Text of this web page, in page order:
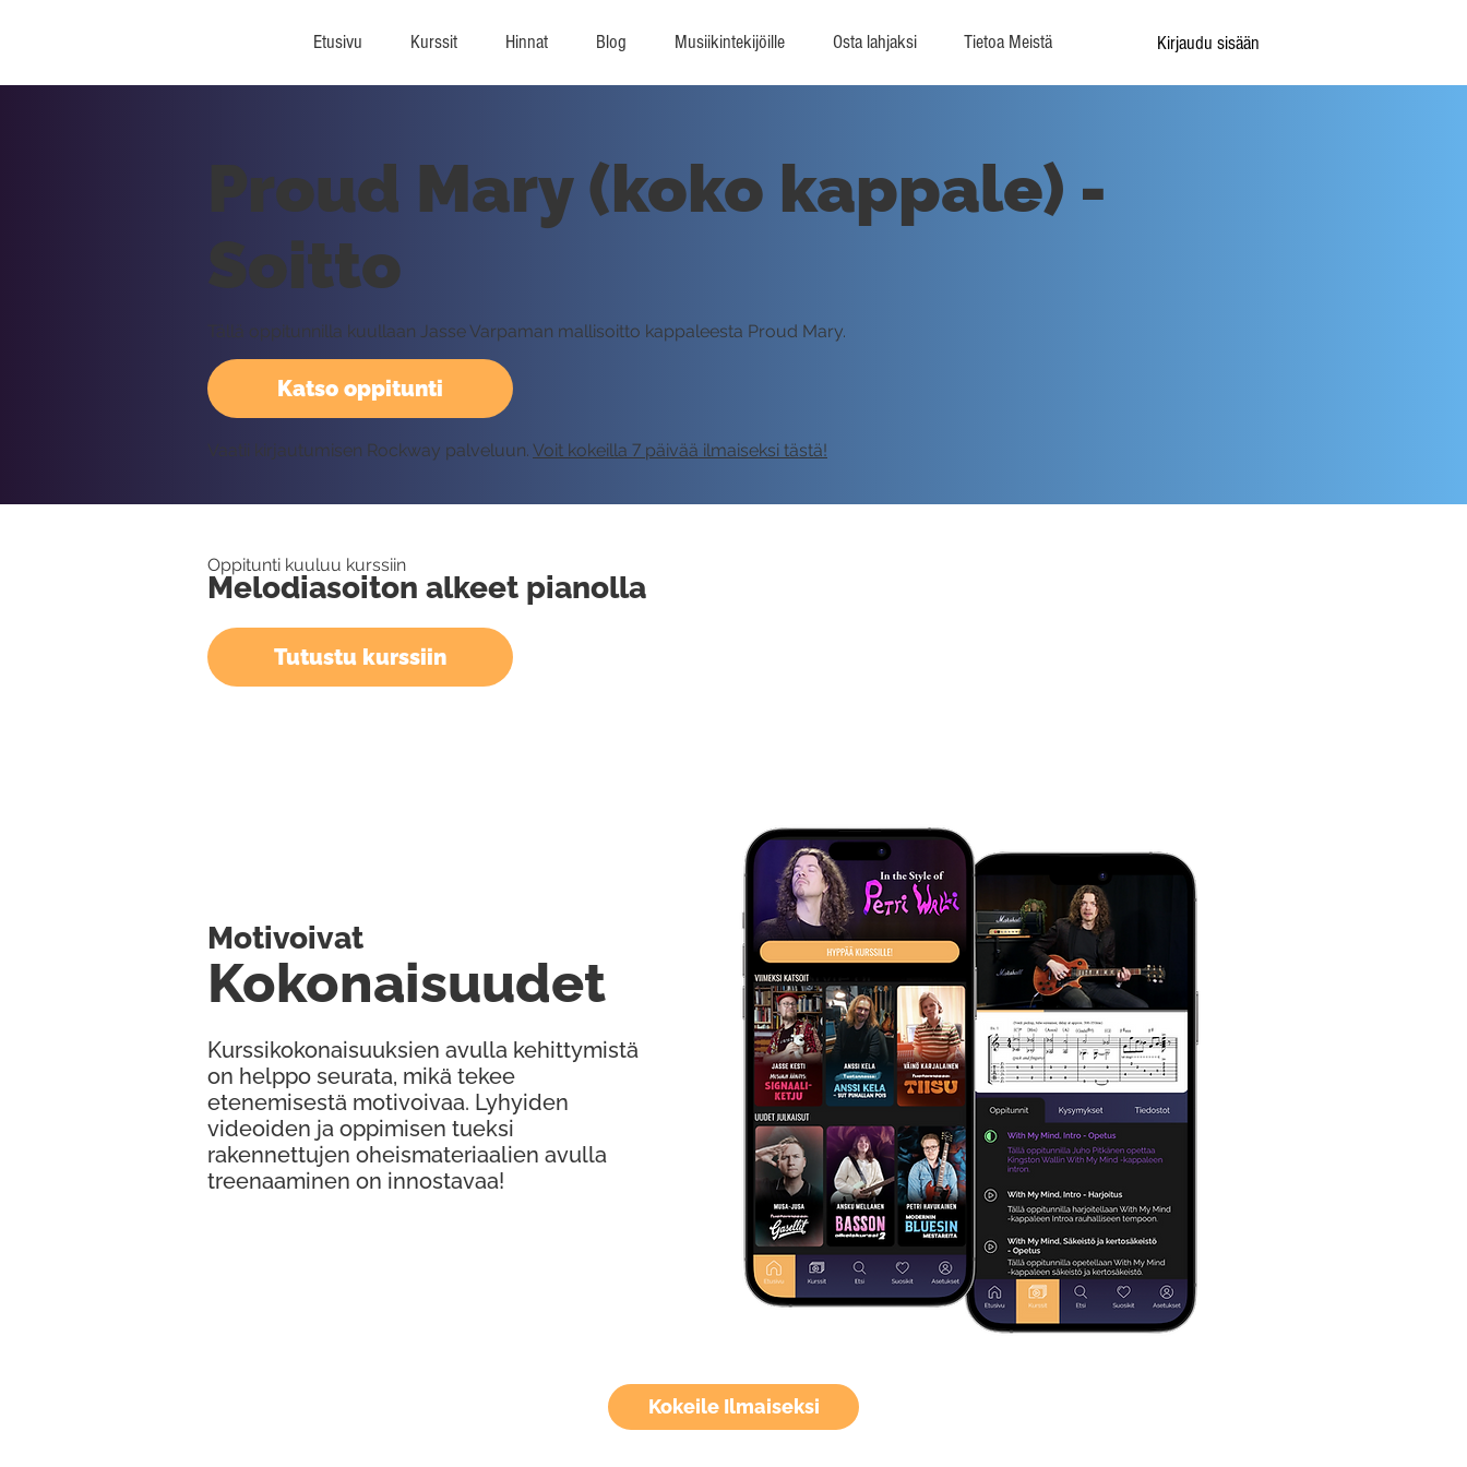
Etusivu Kurssit Hinnat Blog Musiikintekijöille Osta lahjaksi Tietoa Meistä Kirjaudu sisään
Kokeile Ilmaiseksi
Katso oppitunti
Proud Mary (koko kappale) -
Soitto
Tällä oppitunnilla kuullaan Jasse Varpaman mallisoitto kappaleesta Proud Mary.
Vaatii kirjautumisen Rockway palveluun. Voit kokeilla 7 päivää ilmaiseksi tästä!
Oppitunti kuuluu kurssiin
Melodiasoiton alkeet pianolla
Tutustu kurssiin
Kurssikokonaisuuksien avulla kehittymistä
on helppo seurata, mikä tekee
etenemisestä motivoivaa. Lyhyiden
videoiden ja oppimisen tueksi
rakennettujen oheismateriaalien avulla
treenaaminen on innostavaa!
Kokonaisuudet
Motivoivat